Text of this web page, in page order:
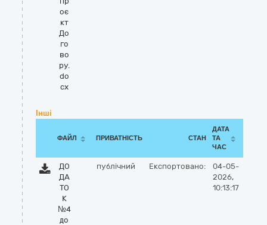
оє
кт
До
го
во
ру.
do
cx
Інші
ФАЙЛ ПРИВАТНІСТЬ СТАН
ДАТА
ТА
ЧАС
ДО
ДА
ТО
К
№4
до
публічний Експортовано:
04-05-
2026,
10:13:17